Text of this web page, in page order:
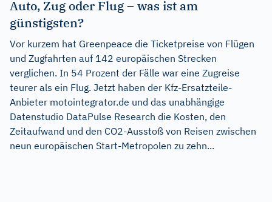
Auto, Zug oder Flug – was ist am
günstigsten?
Vor kurzem hat Greenpeace die Ticketpreise von Flügen
und Zugfahrten auf 142 europäischen Strecken
verglichen. In 54 Prozent der Fälle war eine Zugreise
teurer als ein Flug. Jetzt haben der Kfz-Ersatzteile-
Anbieter motointegrator.de und das unabhängige
Datenstudio DataPulse Research die Kosten, den
Zeitaufwand und den CO2-Ausstoß von Reisen zwischen
neun europäischen Start-Metropolen zu zehn...